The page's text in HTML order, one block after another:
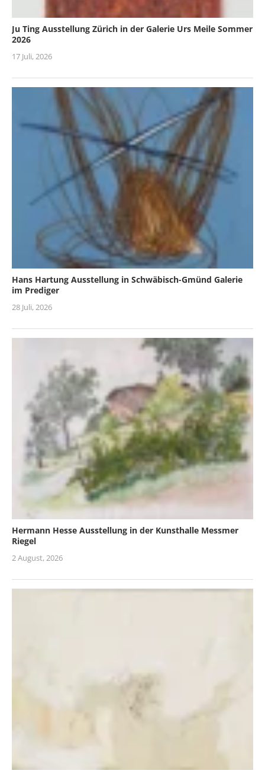
Ju Ting Ausstellung Zürich in der Galerie Urs Meile Sommer
2026
17 Juli, 2026
Hans Hartung Ausstellung in Schwäbisch-Gmünd Galerie
im Prediger
28 Juli, 2026
Hermann Hesse Ausstellung in der Kunsthalle Messmer
Riegel
2 August, 2026